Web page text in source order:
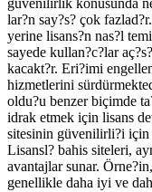
güvenilirlik konusunda
lar?n say?s? çok
yerine lisans?n nas?l
sayede kullan?c?lar
kacakt?r. Eri?imi
hizmetlerini
oldu?u benzer biçimde
idrak etmek için lisans
sitesinin güvenilirli?i için
Lisansl? bahis siteleri,
avantajlar sunar.
genellikle daha iyi ve